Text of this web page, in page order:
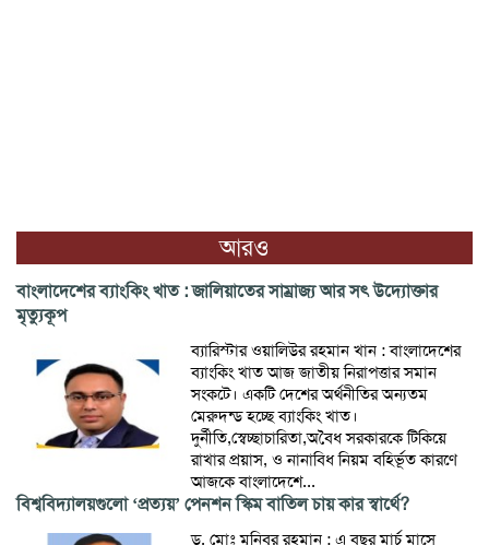
আরও
বাংলাদেশের ব্যাংকিং খাত : জালিয়াতের সাম্রাজ্য আর সৎ উদ্যোক্তার
মৃত্যুকূপ
ব্যারিস্টার ওয়ালিউর রহমান খান : বাংলাদেশের
ব্যাংকিং খাত আজ জাতীয় নিরাপত্তার সমান
সংকটে। একটি দেশের অর্থনীতির অন্যতম
মেরুদন্ড হচ্ছে ব্যাংকিং খাত।
দুর্নীতি,স্বেচ্ছাচারিতা,অবৈধ সরকারকে টিকিয়ে
রাখার প্রয়াস, ও নানাবিধ নিয়ম বহির্ভূত কারণে
আজকে বাংলাদেশে...
বিশ্ববিদ্যালয়গুলো ‘প্রত্যয়’ পেনশন স্কিম বাতিল চায় কার স্বার্থে?
ড. মোঃ মুনিবুর রহমান : এ বছর মার্চ মাসে